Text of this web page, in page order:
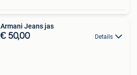
Armani Jeans jas
€ 50,00 Details